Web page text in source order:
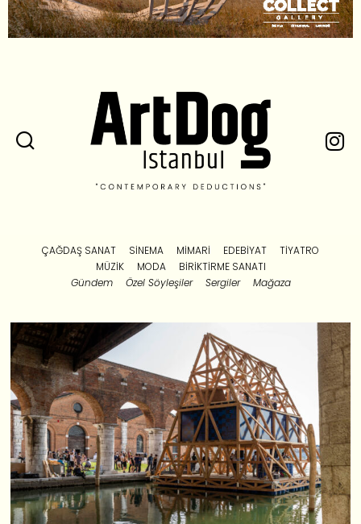
ÇAĞDAŞ SANAT SINEMA MIMARI EDEBIYAT
TIYATRO
MÜZIK
MODA
BIRIKTIRME SANATI
Gündem
Özel Söyleşiler Sergiler Mağaza